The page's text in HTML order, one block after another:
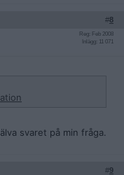
#8
Reg: Feb 2008
Inlägg: 11 071
svaret på min fråga.
#9